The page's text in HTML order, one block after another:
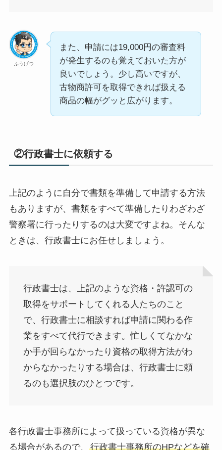
ふうげつ
また、申請には19,000円の審査料
が発生するのも覚えておいた方が
良いでしょう。少し高いですが、
古物商許可を取得できれば扱える
商品の幅がグッと広がります。
②行政書士に依頼する
上記のように自分で書類を準備して申請する方法
もありますが、書類をすべて準備したりわざわざ
警察署に行ったりするのは大変ですよね。そんな
ときは、行政書士にお任せしましょう。
行政書士は、上記のような資格・許認可の
取得をサポートしてくれる人たちのこと
で、行政書士に相談すれば申請に関わる作
業をすべて代行できます。忙しくてなかな
か手が回らなかったり資格の取得方法がわ
からなかったりする場合は、行政書士に頼
るのも選択肢のひとつです。
各行政書士事務所によって扱っている資格が異な
る場合があるので、 行政書士事務所のHPなどを確